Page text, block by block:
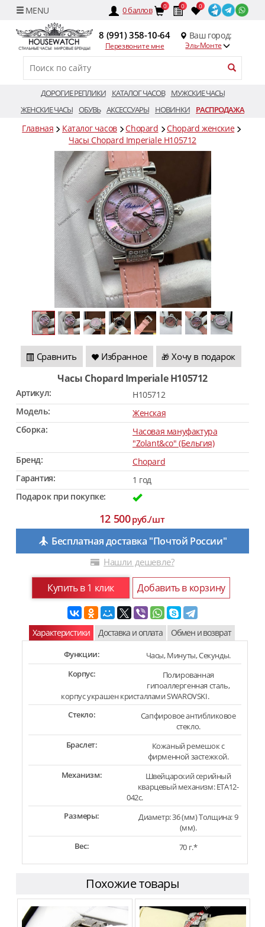
0баллов 0 0 0
8 (991) 358-10-64
Перезвоните мне
Ваш город:
Эль-Монте
ДОРОГИЕ РЕПЛИКИ КАТАЛОГ ЧАСОВ
МУЖСКИЕ ЧАСЫ
ЖЕНСКИЕ ЧАСЫ ОБУВЬ АКСЕССУАРЫ НОВИНКИ РАСПРОДАЖА
Главная Каталог часов Chopard
Chopard женские
Часы Chopard Imperiale H105712
Сравнить Избранное 🎁 Хочу в подарок
Часы Chopard Imperiale H105712
Артикул:
H105712
Модель:
Женская
Сборка:
Часовая мануфактура
"Zolant&co" (Бельгия)
Бренд:
Chopard
Гарантия:
1 год
Подарок при покупке:
12 500руб./шт
Бесплатная доставка "Почтой России"
Нашли дешевле?
Купить в 1 клик Добавить в корзину
Характеристики Доставка и оплата Обмен и возврат
Функции:
Часы, Минуты, Секунды.
Корпус:
Полированная
гипоаллергенная сталь,
корпус украшен кристаллами SWAROVSKI.
Стекло:
Сапфировое антибликовое
стекло.
Браслет:
Кожаный ремешок с
фирменной застежкой.
Механизм:
Швейцарский серийный
кварцевый механизм: ETA12-
042c.
Размеры:
Диаметр: 36 (мм) Толщина: 9
(мм).
Вес:
70 г.*
Похожие товары